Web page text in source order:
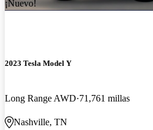
¡Nuevo!
2023 Tesla Model Y
Long Range AWD 71,761 millas
Nashville, TN